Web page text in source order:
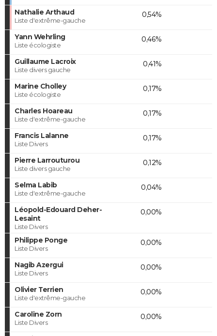
Nathalie Arthaud
Liste d'extrême-gauche
0,54%
Yann Wehrling
Liste écologiste
0,46%
Guillaume Lacroix
Liste divers gauche
0,41%
Marine Cholley
Liste écologiste
0,17%
Charles Hoareau
Liste d'extrême-gauche
0,17%
Francis Lalanne
Liste Divers
0,17%
Pierre Larrouturou
Liste divers gauche
0,12%
Selma Labib
Liste d'extrême-gauche
0,04%
Léopold-Edouard Deher-
Lesaint
Liste Divers
0,00%
Philippe Ponge
Liste Divers
0,00%
Nagib Azergui
Liste Divers
0,00%
Olivier Terrien
Liste d'extrême-gauche
0,00%
Caroline Zorn
Liste Divers
0,00%